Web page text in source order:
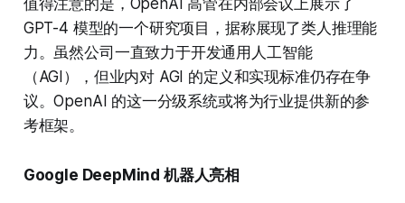
值得注意的是，OpenAI 高管在内部会议上展示了
GPT-4 模型的一个研究项目，据称展现了类人推理能
力。虽然公司一直致力于开发通用人工智能
（AGI），但业内对 AGI 的定义和实现标准仍存在争
议。OpenAI 的这一分级系统或将为行业提供新的参
考框架。
Google DeepMind 机器人亮相